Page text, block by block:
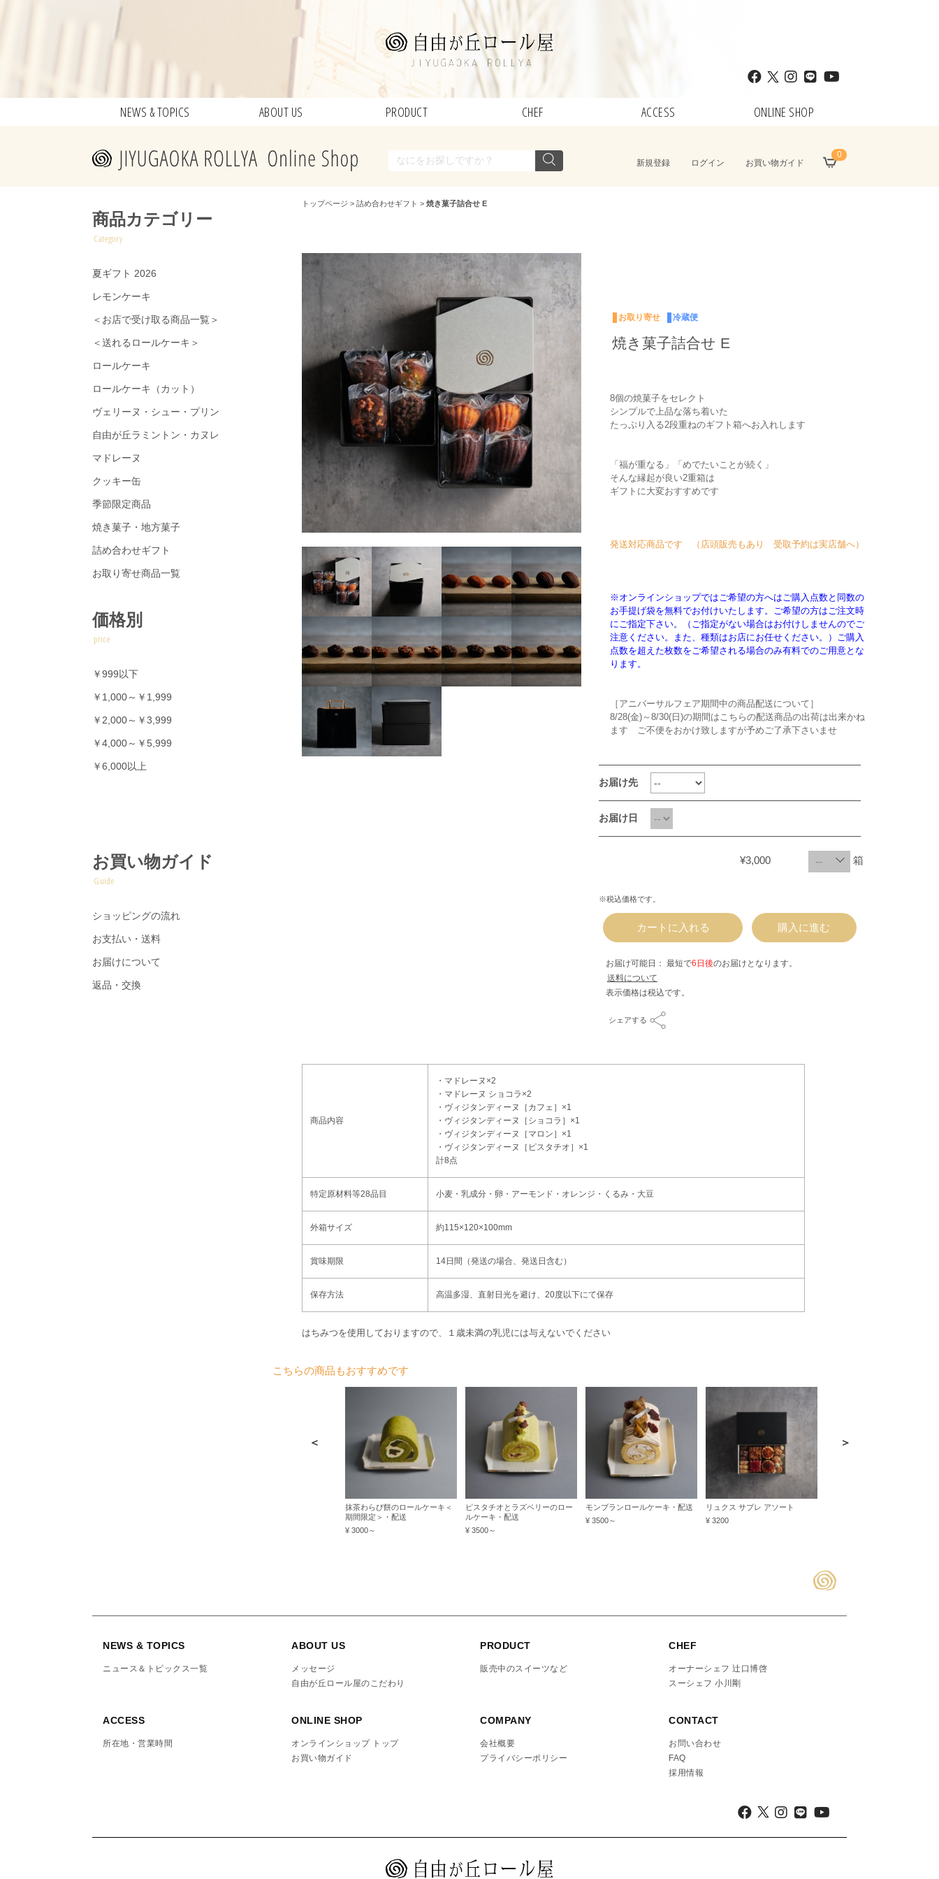
NEWS & TOPICS ABOUT US PRODUCT CHEF ACCESS ONLINE SHOP
新規登録 ログイン お買い物ガイド
0
商品カテゴリー
Category
夏ギフト 2026
レモンケーキ
＜お店で受け取る商品一覧＞
＜送れるロールケーキ＞
ロールケーキ
ロールケーキ（カット）
ヴェリーヌ・シュー・プリン
自由が丘ラミントン・カヌレ
マドレーヌ
クッキー缶
季節限定商品
焼き菓子・地方菓子
詰め合わせギフト
お取り寄せ商品一覧
価格別
price
￥999以下
￥1,000～￥1,999
￥2,000～￥3,999
￥4,000～￥5,999
￥6,000以上
お買い物ガイド
Guide
ショッピングの流れ
お支払い・送料
お届けについて
返品・交換
トップページ > 詰め合わせギフト > 焼き菓子詰合せ E
焼き菓子詰合せ E
お取り寄せ 冷蔵便
8個の焼菓子をセレクト
シンプルで上品な落ち着いた
たっぷり入る2段重ねのギフト箱へお入れします
「福が重なる」「めでたいことが続く」
そんな縁起が良い2重箱は
ギフトに大変おすすめです
発送対応商品です （店頭販売もあり 受取予約は実店舗へ）
※オンラインショップではご希望の方へはご購入点数と同数の
お手提げ袋を無料でお付けいたします。ご希望の方はご注文時
にご指定下さい。（ご指定がない場合はお付けしませんのでご
注意ください。また、種類はお店にお任せください。）ご購入
点数を超えた枚数をご希望される場合のみ有料でのご用意とな
ります。
［アニバーサルフェア期間中の商品配送について］
8/28(金)～8/30(日)の期間はこちらの配送商品の出荷は出来かね
ます ご不便をおかけ致しますが予めご了承下さいませ
お届け先
お届け日
¥3,000 箱
※税込価格です。
カートに入れる 購入に進む
お届け可能日： 最短で6日後のお届けとなります。
送料について
シェアする
商品内容
・マドレーヌ×2
・マドレーヌ ショコラ×2
・ヴィジタンディーヌ［カフェ］×1
・ヴィジタンディーヌ［ショコラ］×1
・ヴィジタンディーヌ［マロン］×1
・ヴィジタンディーヌ［ピスタチオ］×1
計8点
特定原材料等28品目 小麦・乳成分・卵・アーモンド・オレンジ・くるみ・大豆
外箱サイズ 約115×120×100mm
賞味期限 14日間（発送の場合、発送日含む）
保存方法 高温多湿、直射日光を避け、20度以下にて保存
はちみつを使用しておりますので、１歳未満の乳児には与えないでください
こちらの商品もおすすめです
抹茶わらび餅のロールケーキ＜
期間限定＞・配送
¥ 3000～
ピスタチオとラズベリーのロー
ルケーキ・配送
¥ 3500～
モンブランロールケーキ・配送
¥ 3500～
リュクス サブレ アソート
¥ 3200
＜ ＞
NEWS & TOPICS
ニュース＆トピックス一覧
ABOUT US
メッセージ
自由が丘ロール屋のこだわり
PRODUCT
販売中のスイーツなど
CHEF
オーナーシェフ 辻口博啓
スーシェフ 小川剛
ACCESS
所在地・営業時間
ONLINE SHOP
オンラインショップ トップ
お買い物ガイド
COMPANY
会社概要
プライバシーポリシー
CONTACT
お問い合わせ
FAQ
採用情報